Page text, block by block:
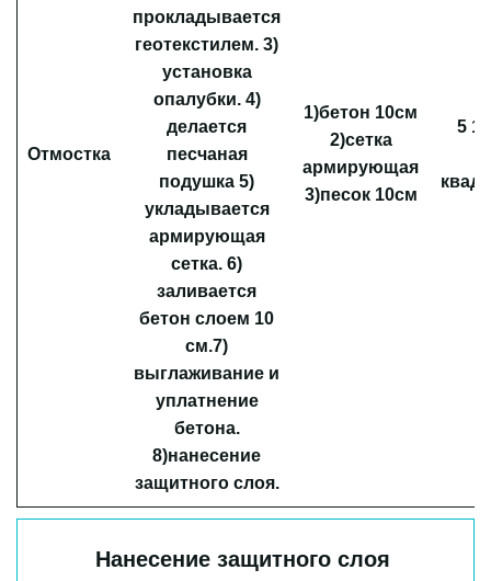
Отмостка
прокладывается
геотекстилем. 3)
установка
опалубки. 4)
делается
песчаная
подушка 5)
укладывается
армирующая
сетка. 6)
заливается
бетон слоем 10
см.7)
выглаживание и
уплатнение
бетона.
8)нанесение
защитного слоя.
1)бетон 10см
2)сетка
армирующая
3)песок 10см
5
Нанесение защитного слоя